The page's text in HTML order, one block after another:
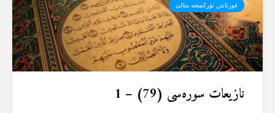
قورئانئن تۆرکمنجە مئالئ
نازیعات سورەسی (79) – 1